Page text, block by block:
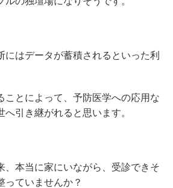
にはデータが蓄積されるといった利
ことによって、予防医学への応用な
へ引き継がれると思います。
、本当に家にいながら、受診できそ
っていませんか？